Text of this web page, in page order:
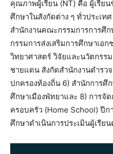
คุณภาพผู้เรียน (NT) คือ ผู้เรีย
ศึกษาในสังกัดต่าง ๆ ทั่วประเท
สำนักงานคณะกรรมการการศึ
กรรมการส่งเสริมการศึกษาเอ
วิทยาศาสตร์ วิจัยและนวัตกรร
ชายแดน สังกัดสำนักงานตำรว
ปกครองท้องถิ่น 6) สำนักการศึ
ศึกษาเมืองพัทยาและ 8) การจั
ครอบครัว (Home School) ปี
ศึกษาดำเนินการประเมินผู้เรีย